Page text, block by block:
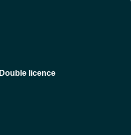
Double licence